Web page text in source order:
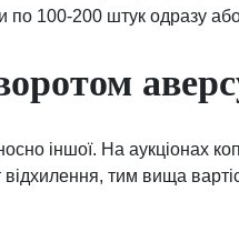
по 100-200 штук одразу
іншої. На аукціонах
тим вища